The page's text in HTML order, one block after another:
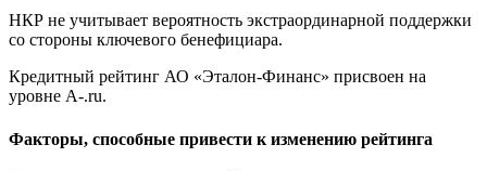
НКР не учитывает вероятность экстраординарной поддержки
со стороны ключевого бенефициара.
Кредитный рейтинг АО «Эталон-Финанс» присвоен на
уровне A-.ru.
Факторы, способные привести к изменению рейтинга